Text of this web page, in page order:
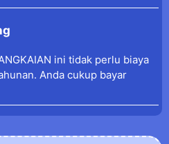
ini tidak perlu biaya
Anda cukup bayar